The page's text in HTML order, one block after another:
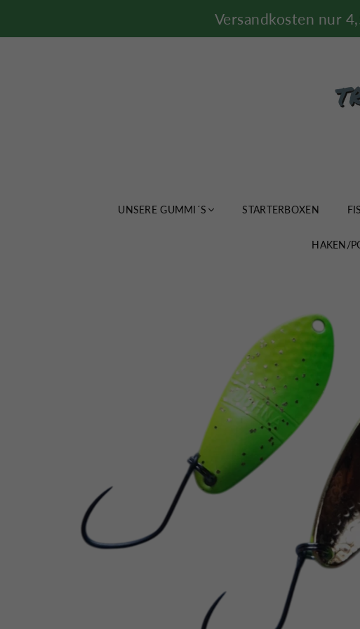
Versandkosten nur
UNSERE GUMMI´S STARTERBOXEN
HAKEN/